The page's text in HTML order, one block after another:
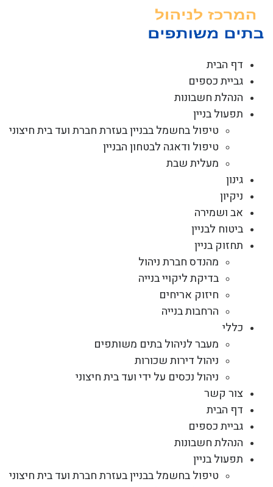
דף הבית
גביית כספים
הנהלת חשבונות
תפעול בניין
טיפול בחשמל בבניין בעזרת חברת ועד בית חיצוני
טיפול ודאגה לבטחון הבניין
מעלית שבת
גינון
ניקיון
אב ושמירה
ביטוח לבניין
תחזוק בניין
מהנדס חברת ניהול
בדיקת ליקויי בנייה
חיזוק אריחים
הרחבות בנייה
כללי
מעבר לניהול בתים משותפים
ניהול דירות שכורות
ניהול נכסים על ידי ועד בית חיצוני
צור קשר
דף הבית
גביית כספים
הנהלת חשבונות
תפעול בניין
טיפול בחשמל בבניין בעזרת חברת ועד בית חיצוני